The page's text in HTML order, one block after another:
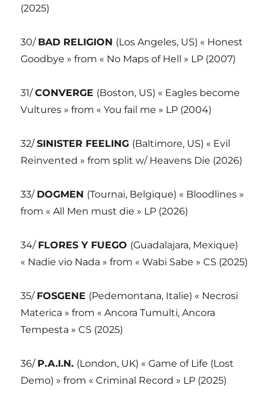
(2025)
30/ BAD RELIGION (Los Angeles, US) « Honest
Goodbye » from « No Maps of Hell » LP (2007)
31/CONVERGE (Boston, US) « Eagles become
Vultures » from « You fail me » LP (2004)
32/SINISTER FEELING (Baltimore, US) « Evil
Reinvented » from split w/ Heavens Die (2026)
33/ DOGMEN (Tournai, Belgique) « Bloodlines »
from « All Men must die » LP (2026)
34/ FLORES Y FUEGO (Guadalajara, Mexique)
« Nadie vio Nada » from « Wabi Sabe » CS (2025)
35/ FOSGENE (Pedemontana, Italie) « Necrosi
Materica » from « Ancora Tumulti, Ancora
Tempesta » CS (2025)
36/ P.A.I.N. (London, UK) « Game of Life (Lost
Demo) » from « Criminal Record » LP (2025)